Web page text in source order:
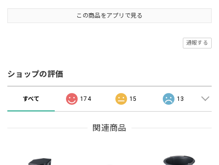
この商品をアプリで見る
通報する
ショップの評価
すべて 174 15 13
関連商品